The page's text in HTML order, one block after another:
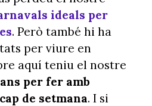
ideals per
. Però també hi ha
per viure en
aquí teniu el nostre
per fer amb
de setmana. I si